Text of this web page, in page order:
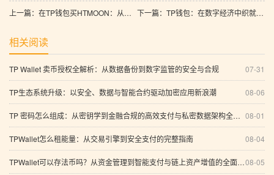
上一篇：在TP钱包买HTMOON：从稳定币到实时支付的全景解码 下一篇：TP钱包：在数字经济中织就多元化支付生态
相关阅读
07-31
TP Wallet 卖币授权全解析：从数据备份到数字监管的安全与合规
08-06
TP生态系统升级：以安全、数据与智能合约驱动加密应用新浪潮
08-01
TP 密码怎么组成：从密钥学到金融合规的高效支付与私密数据架构全景解析（含多链资产交易方案）
08-04
TPWallet怎么租能量：从交易引擎到安全支付的完整指南
08-05
TPWallet可以存法币吗？从资金管理到智能支付与链上资产增值的全面分析